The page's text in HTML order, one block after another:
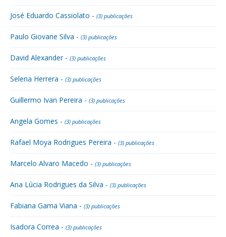
José Eduardo Cassiolato - (3) publicações
Paulo Giovane Silva - (3) publicações
David Alexander - (3) publicações
Selena Herrera - (3) publicações
Guillermo Ivan Pereira - (3) publicações
Angela Gomes - (3) publicações
Rafael Moya Rodrigues Pereira - (3) publicações
Marcelo Alvaro Macedo - (3) publicações
Ana Lúcia Rodrigues da Silva - (3) publicações
Fabiana Gama Viana - (3) publicações
Isadora Correa - (3) publicações